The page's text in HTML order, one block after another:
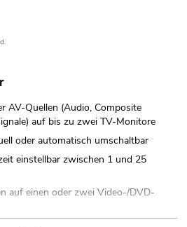
AV-Quellen (Audio, Composite
auf bis zu zwei TV-Monitore
oder automatisch umschaltbar
einstellbar zwischen 1 und 25
auf einen oder zwei Video-/DVD-